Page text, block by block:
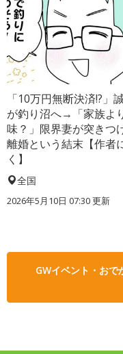
「10万円無断決済!?」
が釣り沼へ→「家族よ
味？」限界妻が突きつ
離婚という結末【作者
く】
全国
2026年5月10日 07:30 更新
GWイベント・おで